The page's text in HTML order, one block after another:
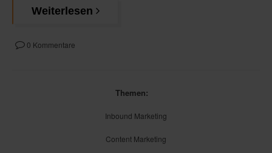
Weiterlesen
0 Kommentare
Themen:
Inbound Marketing
Content Marketing